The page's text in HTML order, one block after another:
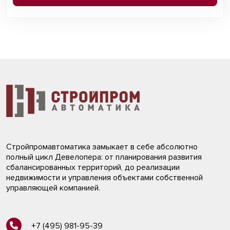
Стройпромавтоматика замыкает в себе абсолютно
полный цикл Девелопера: от планирования развития
сбалансированных территорий, до реализации
недвижимости и управления объектами собственной
управляющей компанией.
+7 (495) 981-95-39